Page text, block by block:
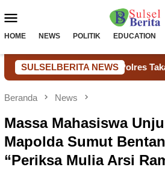
ke
Mobile
HOME NEWS POLITIK EDUCATION
SULSELBERITA NEWS
Narkoba Polres Takalar: Itu Hoax
Beranda News
Massa Mahasiswa
Mapolda Sumut
“Periksa Mulia Arsi